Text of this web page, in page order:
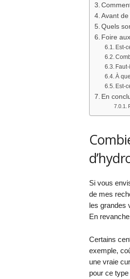
Avant de
Quels
Foire
Est-
À
Est-
En
Si vous
de mes
les grandes
En
Certains
exemple,
une vraie
pour ce